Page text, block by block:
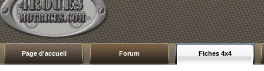
Page d'accueil Forum Fiches 4x4